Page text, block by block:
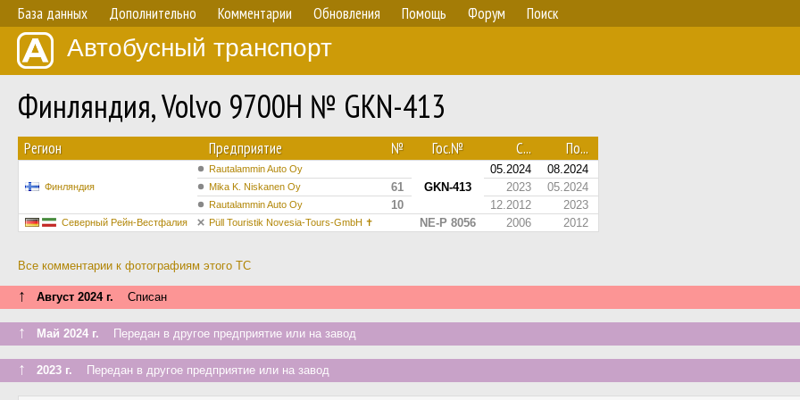
База данных Дополнительно Комментарии Обновления Помощь Форум Поиск
Автобусный транспорт
Финляндия, Volvo 9700H № GKN-413
Регион Предприятие № Гос.№ С... По...
Финляндия
Rautalammin Auto Oy
GKN-413
05.2024 08.2024
Mika K. Niskanen Oy 61 2023 05.2024
Rautalammin Auto Oy 10 12.2012 2023
Северный Рейн-Вестфалия Püll Touristik Novesia-Tours-GmbH ✝︎ NE-P 8056 2006 2012
Все комментарии к фотографиям этого ТС
↑ Август 2024 г. Списан
↑ Май 2024 г. Передан в другое предприятие или на завод
↑ 2023 г. Передан в другое предприятие или на завод